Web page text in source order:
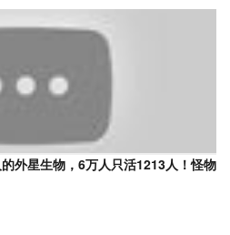
外星生物，6万人只活1213人！怪物